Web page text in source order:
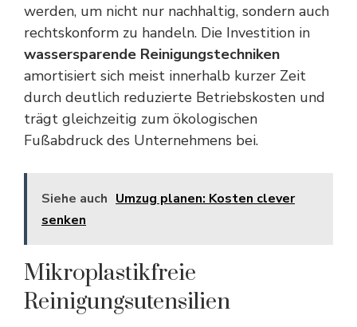
werden, um nicht nur nachhaltig, sondern auch
rechtskonform zu handeln. Die Investition in
wassersparende Reinigungstechniken
amortisiert sich meist innerhalb kurzer Zeit
durch deutlich reduzierte Betriebskosten und
trägt gleichzeitig zum ökologischen
Fußabdruck des Unternehmens bei.
Siehe auch Umzug planen: Kosten clever
senken
Mikroplastikfreie
Reinigungsutensilien